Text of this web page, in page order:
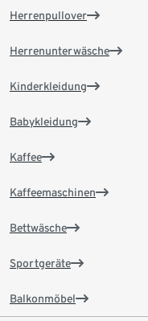
Herrenpullover
Herrenunterwäsche
Kinderkleidung
Babykleidung
Kaffee
Kaffeemaschinen
Bettwäsche
Sportgeräte
Balkonmöbel